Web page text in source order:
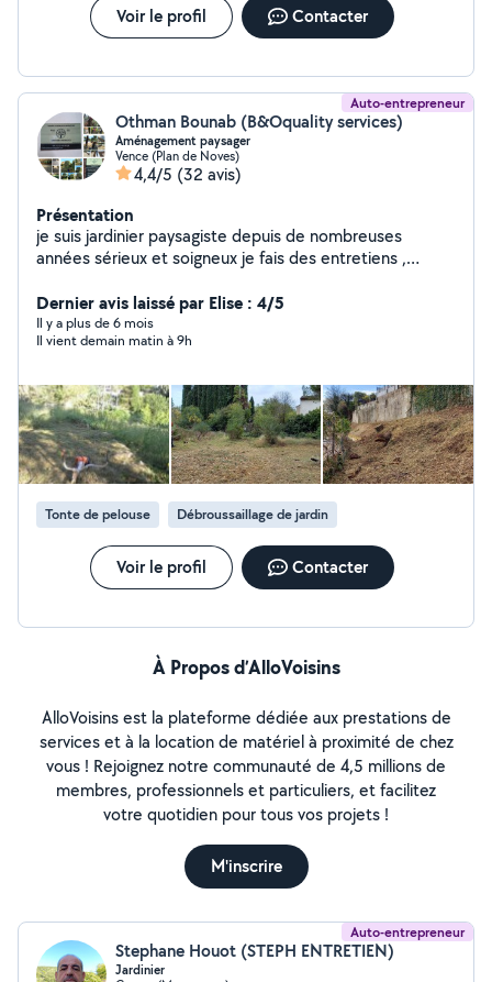
Voir le profil Contacter
Auto-entrepreneur
Othman Bounab (B&Oquality services)
Aménagement paysager
Vence (Plan de Noves)
4,4/5 (32 avis)
Présentation
je suis jardinier paysagiste depuis de nombreuses
années sérieux et soigneux je fais des entretiens ,
extérieurs ,pose et réparation de l arrosage
automatique, pose de gazon synthétique ou naturel,
pose de clôtures rigides ou souples , débroussaillage
maçonnerie , nettoyage haute pression Je possède l
agrément SAP service à la personne.
Dernier avis laissé par Elise : 4/5
Il y a plus de 6 mois
Il vient demain matin à 9h
Tonte de pelouse Débroussaillage de jardin
Voir le profil Contacter
À Propos d’AlloVoisins
AlloVoisins est la plateforme dédiée aux prestations de
services et à la location de matériel à proximité de chez
vous ! Rejoignez notre communauté de 4,5 millions de
membres, professionnels et particuliers, et facilitez
votre quotidien pour tous vos projets !
M'inscrire
Auto-entrepreneur
Stephane Houot (STEPH ENTRETIEN)
Jardinier